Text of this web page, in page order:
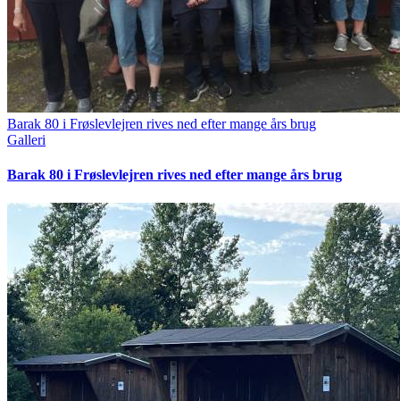
Barak 80 i Frøslevlejren rives ned efter mange års brug
Galleri
Barak 80 i Frøslevlejren rives ned efter mange års brug